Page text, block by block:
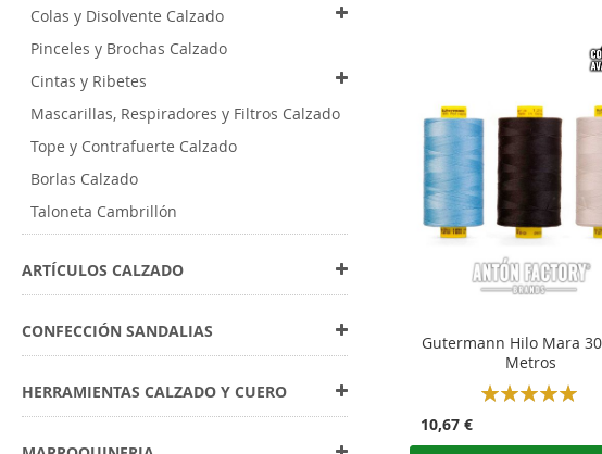
Gutermann Hilo Mara
Metros
Rating:
10,67 €
Colas y Disolvente Calzado
Pinceles y Brochas Calzado
Cintas y Ribetes
Mascarillas, Respiradores y Filtros Calzado
Tope y Contrafuerte Calzado
Borlas Calzado
Taloneta Cambrillón
ARTÍCULOS CALZADO
CONFECCIÓN SANDALIAS
HERRAMIENTAS CALZADO Y CUERO